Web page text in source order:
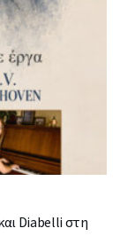
Diabelli στη